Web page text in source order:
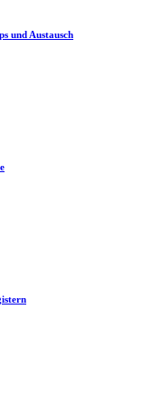
und Austausch